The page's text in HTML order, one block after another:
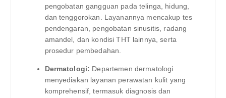
pengobatan gangguan pada telinga, hidung,
dan tenggorokan. Layanannya mencakup tes
pendengaran, pengobatan sinusitis, radang
amandel, dan kondisi THT lainnya, serta
prosedur pembedahan.
Dermatologi: Departemen dermatologi
menyediakan layanan perawatan kulit yang
komprehensif, termasuk diagnosis dan